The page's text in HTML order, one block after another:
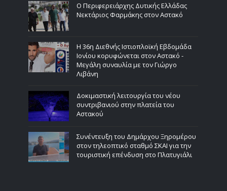
Ο Περιφερειάρχης Δυτικής Ελλάδας
Νεκτάριος Φαρμάκης στον Αστακό
Η 36η Διεθνής Ιστιοπλοϊκή Εβδομάδα
Ιονίου κορυφώνεται στον Αστακό -
Μεγάλη συναυλία με τον Γιώργο
Λιβάνη
Δοκιμαστική λειτουργία του νέου
συντριβανιού στην πλατεία του
Αστακού
Συνέντευξη του Δημάρχου Ξηρομέρου
στον τηλεοπτικό σταθμό ΣΚΑΙ για την
τουριστική επένδυση στο Πλατυγιάλι